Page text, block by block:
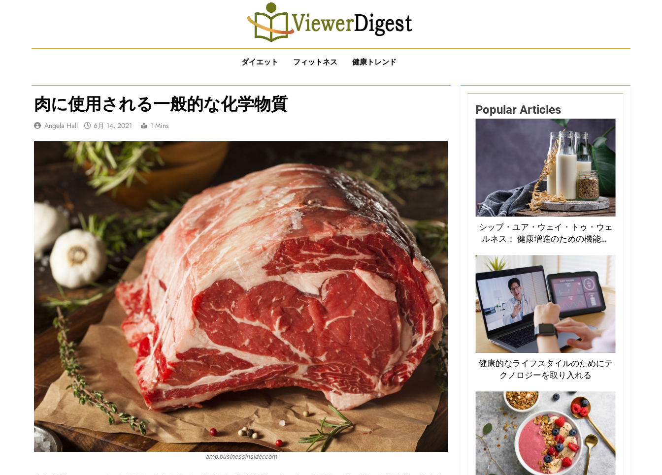
ダイエット フィットネス 健康トレンド
肉に使用される一般的な化学物質
Angela Hall 6月 14, 2021 1 Mins
amp.businessinsider.com
Popular Articles
シップ・ユア・ウェイ・トゥ・ウェ
ルネス： 健康増進のための機能性
健康的なライフスタイルのためにテ
クノロジーを取り入れる